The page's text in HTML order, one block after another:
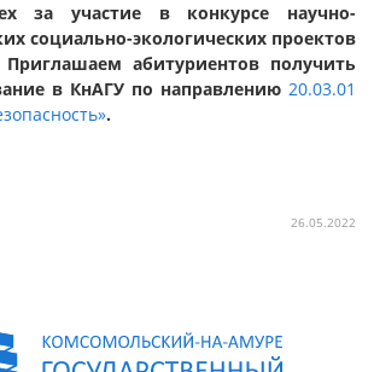
за участие в конкурсе научно-
социально-экологических проектов
абитуриентов получить
в КнАГУ по направлению 20.03.01
.
26.05.2022